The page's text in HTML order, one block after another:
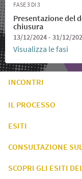
FASE 3 DI 3
Presentazione del
chiusura
13/12/2024 - 31/12/
Visualizza le fasi
INCONTRI
IL PROCESSO
ESITI
CONSULTAZIONE
SCOPRI GLI ESITI